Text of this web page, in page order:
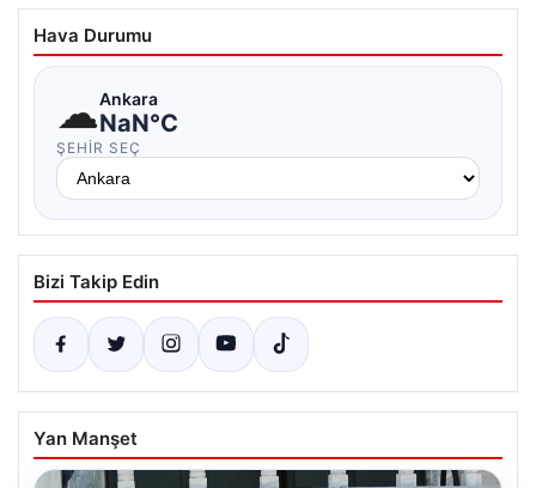
Hava Durumu
☁Ankara
NaN°C
ŞEHIR SEÇ
Bizi Takip Edin
Yan Manşet